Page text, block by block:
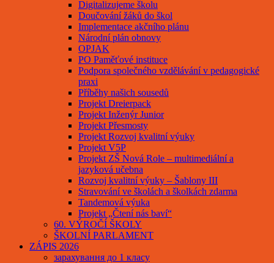
Digitalizujeme školu
Doučování žáků do škol
Implementace akčního plánu
Národní plán obnovy
OPJAK
PO Paměťové instituce
Podpora společného vzdělávání v pedagogické
praxi
Příběhy našich sousedů
Projekt Dreierpack
Projekt Inženýr Junior
Projekt Přesmosty
Projekt Rozvoj kvalitní výuky
Projekt V5P
Projekt ZŠ Nová Role – multimediální a
jazyková učebna
Rozvoj kvalitní výuky – Šablony III
Stravování ve školách a školkách zdarma
Tandemová výuka
Projekt „Čtení nás baví“
60. VÝROČÍ ŠKOLY
ŠKOLNÍ PARLAMENT
ZÁPIS 2026
зарахування до 1 класу